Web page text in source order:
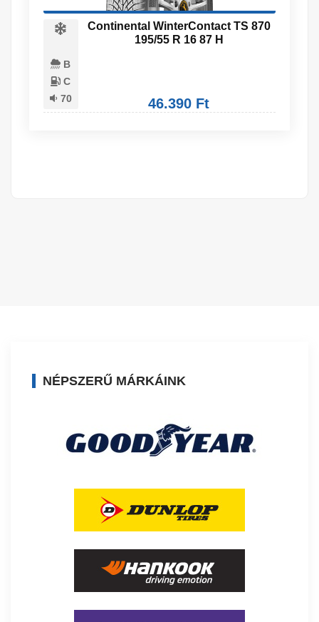
B
C
70
Continental WinterContact TS 870
195/55 R 16 87 H
46.390 Ft
NÉPSZERŰ MÁRKÁINK